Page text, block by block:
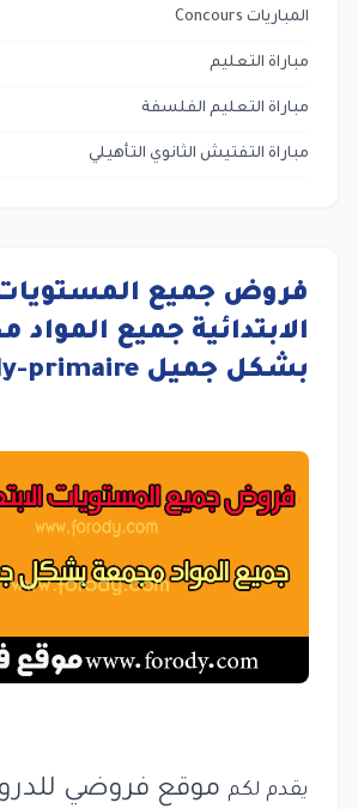
المباريات Concours
مباراة التعليم
مباراة التعليم الفلسفة
مباراة التفتيش الثانوي التأهيلي
فروض جميع
الابتدائية جميع المواد
بشكل جميل forody-primaire
يقدم لكم موقع فروضي